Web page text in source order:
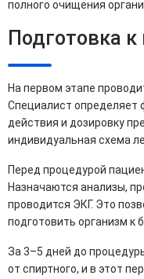
полного очищения
Подготовка
На первом этапе
Специалист определяет
действия и дозировку
индивидуальная схема
Перед процедурой
Назначаются анализы,
проводится ЭКГ. Это
подготовить организм к
За 3–5 дней до
от спиртного, и в этот